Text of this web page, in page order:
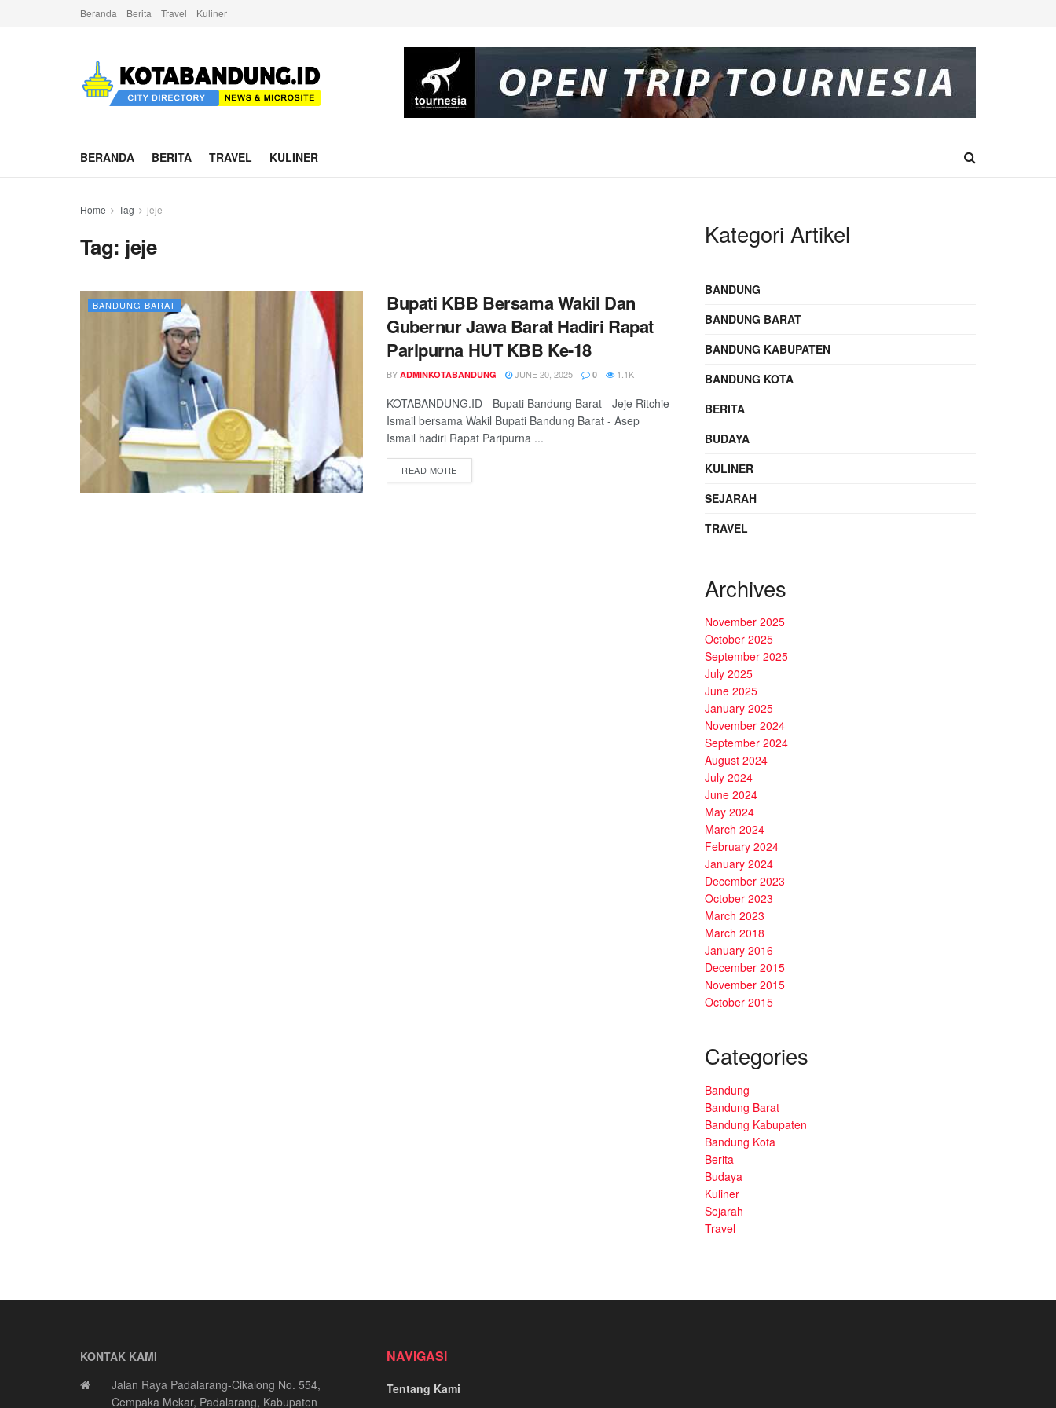
Beranda Berita Travel Kuliner
BERANDA BERITA TRAVEL KULINER
Home Tag jeje
Tag: jeje
BANDUNG BARAT
Bupati KBB Bersama Wakil Dan
Gubernur Jawa Barat Hadiri Rapat
Paripurna HUT KBB Ke-18
BY ADMINKOTABANDUNG JUNE 20, 2025 0 1.1K
KOTABANDUNG.ID - Bupati Bandung Barat - Jeje Ritchie
Ismail bersama Wakil Bupati Bandung Barat - Asep
Ismail hadiri Rapat Paripurna ...
READ MORE
Kategori Artikel
BANDUNG
BANDUNG BARAT
BANDUNG KABUPATEN
BANDUNG KOTA
BERITA
BUDAYA
KULINER
SEJARAH
TRAVEL
Archives
November 2025
October 2025
September 2025
July 2025
June 2025
January 2025
November 2024
September 2024
August 2024
July 2024
June 2024
May 2024
March 2024
February 2024
January 2024
December 2023
October 2023
March 2023
March 2018
January 2016
December 2015
November 2015
October 2015
Categories
Bandung
Bandung Barat
Bandung Kabupaten
Bandung Kota
Berita
Budaya
Kuliner
Sejarah
Travel
KONTAK KAMI
Jalan Raya Padalarang-Cikalong No. 554,
Cempaka Mekar, Padalarang, Kabupaten
NAVIGASI
Tentang Kami